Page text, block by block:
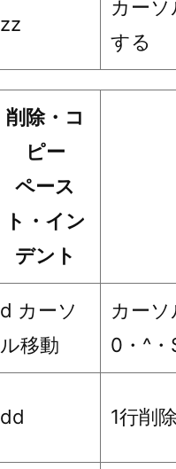
zz
カー
する
削除・コ
ピー
ペース
ト・イン
デント
d カーソ
ル移動
カー
0・^
dd 1行削除